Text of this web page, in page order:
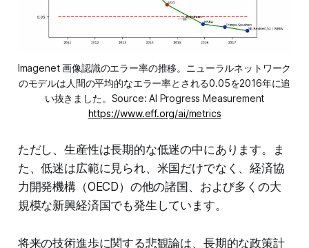
Imagenet 画像認識のエラー率の推移。ニューラルネットワーク
のモデルは人間の平均的なエラー率とされる0.05を2016年に追
い抜きました。Source: AI Progress Measurement
https://www.eff.org/ai/metrics
ただし、生産性は長期的な低迷の中にあります。ま
た、低迷は広範に見られ、米国だけでなく、経済協
力開発機構（OECD）の他の諸国、および多くの大
規模な新興経済国でも発生しています。
将来の技術進歩に関する悲観論は、長期的な政策計